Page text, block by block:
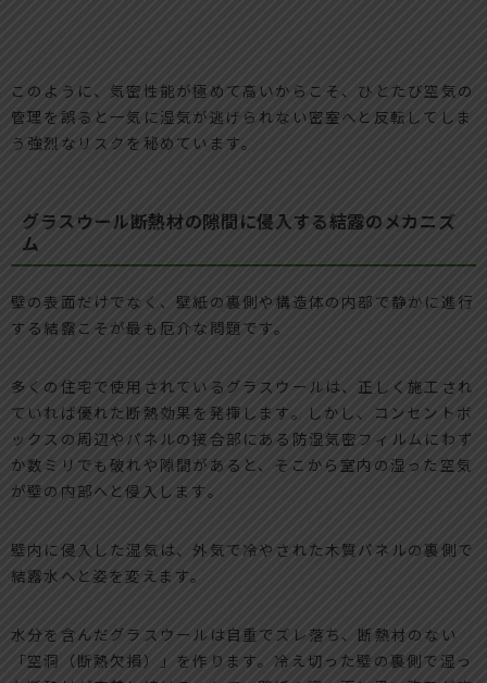
このように、気密性能が極めて高いからこそ、ひとたび空気の
管理を誤ると一気に湿気が逃げられない密室へと反転してしま
う強烈なリスクを秘めています。
グラスウール断熱材の隙間に侵入する結露のメカニズ
ム
壁の表面だけでなく、壁紙の裏側や構造体の内部で静かに進行
する結露こそが最も厄介な問題です。
多くの住宅で使用されているグラスウールは、正しく施工され
ていれば優れた断熱効果を発揮します。しかし、コンセントボ
ックスの周辺やパネルの接合部にある防湿気密フィルムにわず
か数ミリでも破れや隙間があると、そこから室内の湿った空気
が壁の内部へと侵入します。
壁内に侵入した湿気は、外気で冷やされた木質パネルの裏側で
結露水へと姿を変えます。
水分を含んだグラスウールは自重でズレ落ち、断熱材のない
「空洞（断熱欠損）」を作ります。冷え切った壁の裏側で湿っ